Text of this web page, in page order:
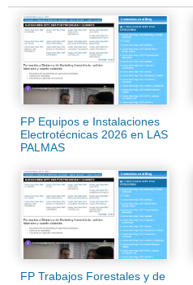
FP Equipos e Instalaciones
Electrotécnicas 2026 en LAS
PALMAS
FP Trabajos Forestales y de